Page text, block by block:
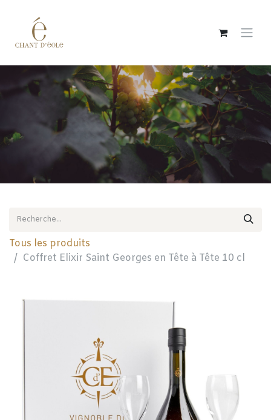
Tous les produits
Coffret Elixir Saint Georges en Tête à Tête 10 cl